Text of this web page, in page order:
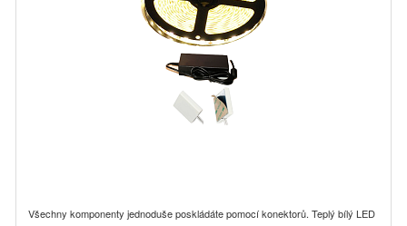
Všechny komponenty jednoduše poskládáte pomocí konektorů. Teplý bílý LED